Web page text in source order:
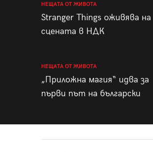
НЕЩАТА ОТ ЖИВОТА
Stranger Things оживява на
сцената в НДК
НЕЩАТА ОТ ЖИВОТА
„Приложна магия“ идва за
първи път на български